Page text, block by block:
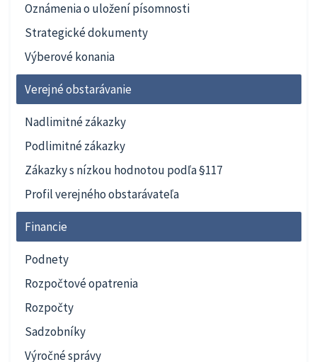
Oznámenia o uložení písomnosti
Strategické dokumenty
Výberové konania
Verejné obstarávanie
Nadlimitné zákazky
Podlimitné zákazky
Zákazky s nízkou hodnotou podľa §117
Profil verejného obstarávateľa
Financie
Podnety
Rozpočtové opatrenia
Rozpočty
Sadzobníky
Výročné správy